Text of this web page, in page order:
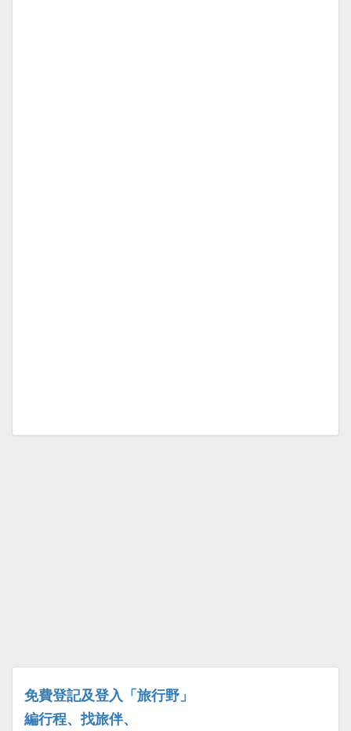
免費登記及登入「旅行野」
編行程、找旅伴、